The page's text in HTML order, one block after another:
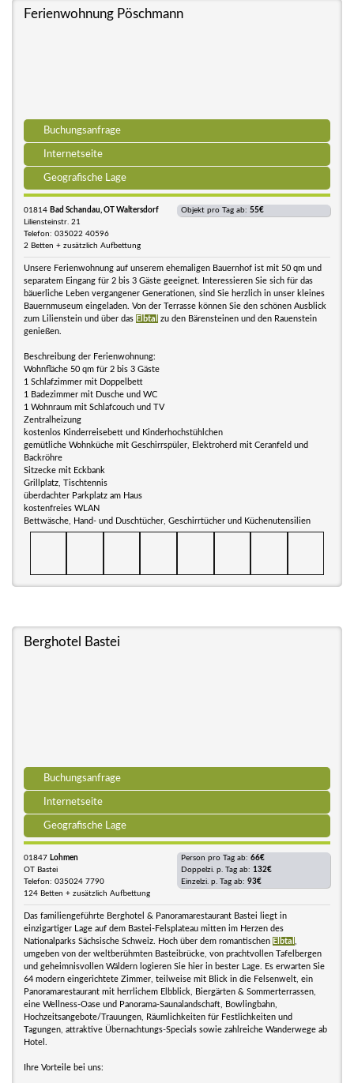
Ferienwohnung Pöschmann
Buchungsanfrage
Internetseite
Geografische Lage
01814 Bad Schandau, OT Waltersdorf
Liliensteinstr. 21
Telefon: 035022 40596
2 Betten + zusätzlich Aufbettung
Objekt pro Tag ab: 55€
Unsere Ferienwohnung auf unserem ehemaligen Bauernhof ist mit 50 qm und
separatem Eingang für 2 bis 3 Gäste geeignet. Interessieren Sie sich für das
bäuerliche Leben vergangener Generationen, sind Sie herzlich in unser kleines
Bauernmuseum eingeladen. Von der Terrasse können Sie den schönen Ausblick
zum Lilienstein und über das Elbtal
zu den Bärensteinen und den Rauenstein
genießen.
Beschreibung der Ferienwohnung:
Wohnfläche 50 qm für 2 bis 3 Gäste
1 Schlafzimmer mit Doppelbett
1 Badezimmer mit Dusche und WC
1 Wohnraum mit Schlafcouch und TV
Zentralheizung
kostenlos Kinderreisebett und Kinderhochstühlchen
gemütliche Wohnküche mit Geschirrspüler, Elektroherd mit Ceranfeld und
Backröhre
Sitzecke mit Eckbank
Grillplatz, Tischtennis
überdachter Parkplatz am Haus
kostenfreies WLAN
Bettwäsche, Hand- und Duschtücher, Geschirrtücher und Küchenutensilien
Berghotel Bastei
Buchungsanfrage
Internetseite
Geografische Lage
01847 Lohmen
OT Bastei
Telefon: 035024 7790
124 Betten + zusätzlich Aufbettung
Person pro Tag ab: 66€
Doppelzi. p. Tag ab: 132€
Einzelzi. p. Tag ab: 93€
Das familiengeführte Berghotel & Panoramarestaurant Bastei liegt in
einzigartiger Lage auf dem Bastei-Felsplateau mitten im Herzen des
Nationalparks Sächsische Schweiz. Hoch über dem romantischen Elbtal
umgeben von der weltberühmten Basteibrücke, von prachtvollen Tafelbergen
und geheimnisvollen Wäldern logieren Sie hier in bester Lage. Es erwarten Sie
64 modern eingerichtete Zimmer, teilweise mit Blick in die Felsenwelt, ein
Panoramarestaurant mit herrlichem Elbblick, Biergärten & Sommerterrassen,
eine Wellness-Oase und Panorama-Saunalandschaft, Bowlingbahn,
Hochzeitsangebote/Trauungen, Räumlichkeiten für Festlichkeiten und
Tagungen, attraktive Übernachtungs-Specials sowie zahlreiche Wanderwege ab
Hotel.
Ihre Vorteile bei uns: